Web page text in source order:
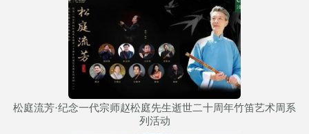
松庭流芳·纪念一代宗师赵松庭先生逝世二十周年竹笛艺术周系
列活动